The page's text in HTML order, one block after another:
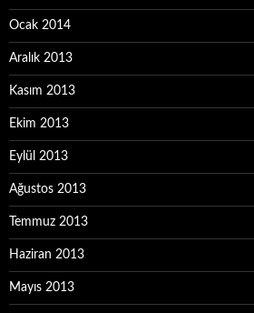
Ocak 2014
Aralık 2013
Kasım 2013
Ekim 2013
Eylül 2013
Ağustos 2013
Temmuz 2013
Haziran 2013
Mayıs 2013